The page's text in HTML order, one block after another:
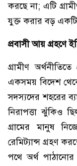
করছে না; এটি
যুক্ত করার বড়
প্রবাসী আয় গ্রহণে
গ্রামীণ
একসময় বিদেশ
সদস্যদের শহরের
নিরাপত্তা ঝুঁকিও
গ্রামের মানুষ
রেমিট্যান্স গ্রহণ
পথে অর্থ